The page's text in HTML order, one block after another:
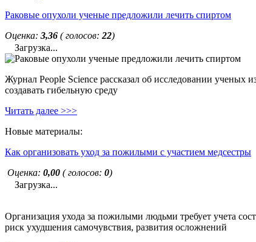
Раковые опухоли ученые предложили лечить спиртом
Оценка: 3,36 ( голосов: 22)
Загрузка...
Журнал People Science рассказал об исследовании
создавать гибельную среду
Читать далее >>>
Новые материалы:
Как организовать уход за пожилыми с участием медсестры
Оценка: 0,00 ( голосов: 0)
Загрузка...
Организация ухода за пожилыми людьми требует учета
риск ухудшения самочувствия, развития осложнений